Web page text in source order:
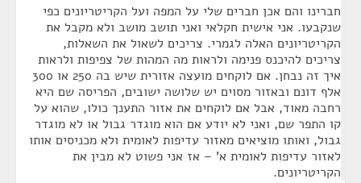
חברינו והם אכן חברים שלי על המפה ועל הקריטריונים כפי
שנקבעו. אני אישית חקלאי ואני תושב מושב ולא מקבל את
הקריטריונים האלה לגמרי. צריכים לשאול את השאלות,
צריכים להיכנס פנימה ולראות מה המהות של צפיפות ולראות
איך זה נבחן. אם לוקחים מועצה אזורית שיש בה 250 או 300
אלף דונם ובאזור מסוים יש שלושה ישובים, הפריסה שם היא
רחבה מאוד, אבל אם לוקחים את אזור התענך כולו, שהוא על
קו התפר שם, ואני לא יודע אם הוא מוגדר גבול או לא מוגדר
גבול, ואותו מוציאים מאזור עדיפות לאומית ולא מכניסים אותו
לאזור עדיפות לאומית א' – אז אני פשוט לא מבין את
הקריטריונים.